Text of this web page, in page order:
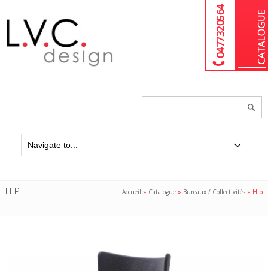
04 77 32 05 64
HIP Accueil » Catalogue » Bureaux / Collectivités » Hip